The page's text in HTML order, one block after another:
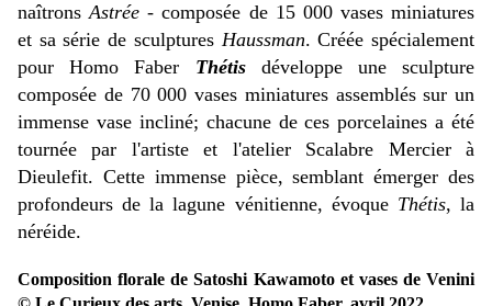
naîtronsAstrée - composée de 15 000 vases miniatures
et sa série de sculptures Haussman. Créée spécialement
pour Homo Faber Thétisdéveloppe une sculpture
composée de 70 000 vases miniatures assemblés sur un
immense vase incliné; chacune de ces porcelaines a été
tournée par l'artiste et l'atelier Scalabre Mercier à
Dieulefit. Cette immense pièce, semblant émerger des
profondeurs de la lagune vénitienne, évoque Thétis, la
néréide.
Composition florale de Satoshi Kawamoto et vases de Venini